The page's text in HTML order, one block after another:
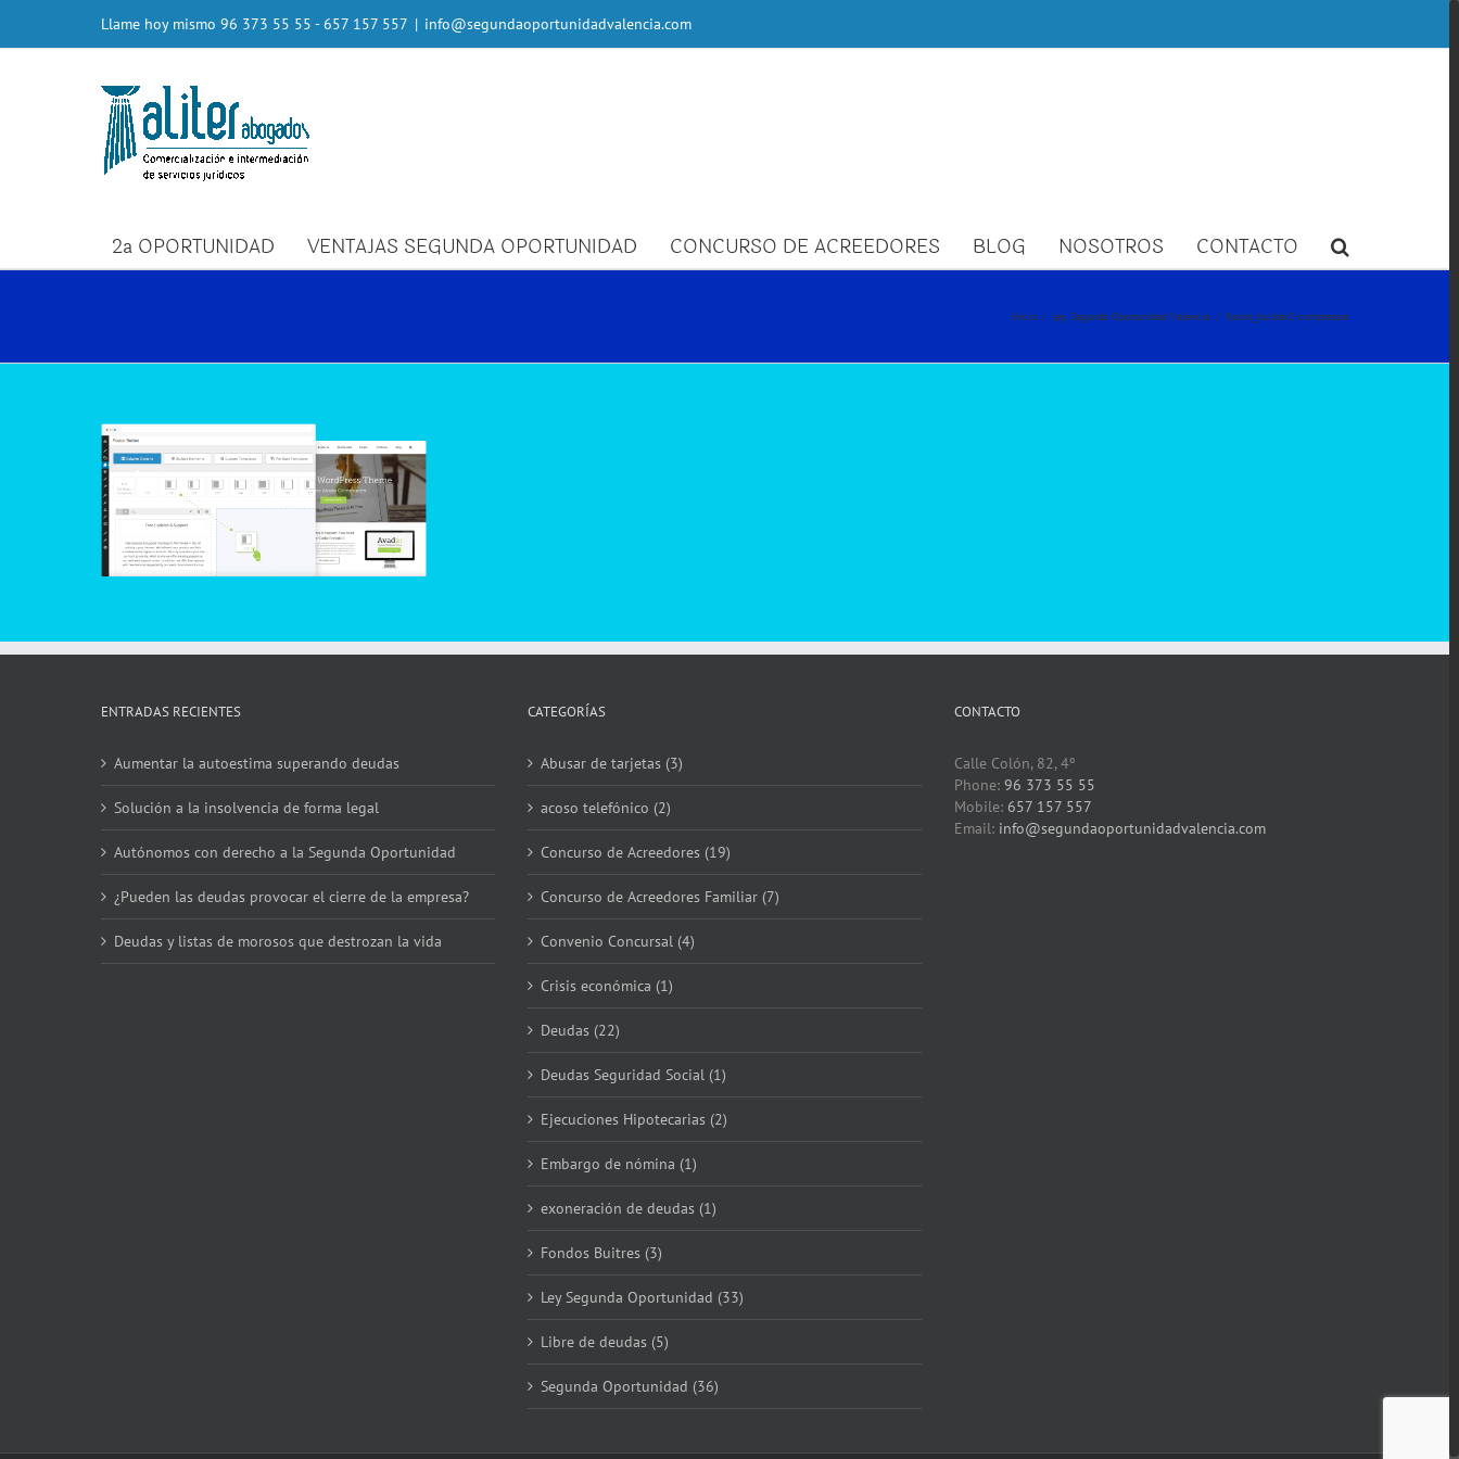
contenido
Llame hoy mismo 96 373 55 55 - 657 157 557 | info@segundaoportunidadvalencia.com
2ª OPORTUNIDAD VENTAJAS SEGUNDA OPORTUNIDAD CONCURSO DE ACREEDORES BLOG NOSOTROS CONTACTO
Inicio / Ley Segunda Oportunidad Valencia / fusion_builder2-compressor
ENTRADAS RECIENTES
Aumentar la autoestima superando deudas
Solución a la insolvencia de forma legal
Autónomos con derecho a la Segunda Oportunidad
¿Pueden las deudas provocar el cierre de la empresa?
Deudas y listas de morosos que destrozan la vida
CATEGORÍAS
Abusar de tarjetas (3)
acoso telefónico (2)
Concurso de Acreedores (19)
Concurso de Acreedores Familiar (7)
Convenio Concursal (4)
Crisis económica (1)
Deudas (22)
Deudas Seguridad Social (1)
Ejecuciones Hipotecarias (2)
Embargo de nómina (1)
exoneración de deudas (1)
Fondos Buitres (3)
Ley Segunda Oportunidad (33)
Libre de deudas (5)
Segunda Oportunidad (36)
CONTACTO
Calle Colón, 82, 4º
Phone:96 373 55 55
Mobile: 657 157 557
Email: info@segundaoportunidadvalencia.com